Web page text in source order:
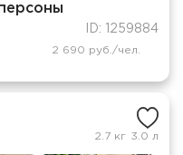
ID: 1259884
2 690 руб./чел.
2.7 кг 3.0 л